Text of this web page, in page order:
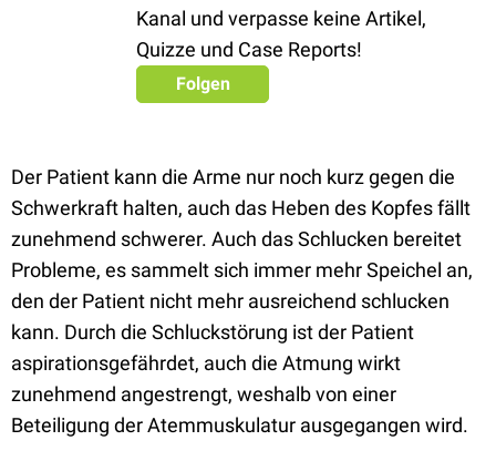
Kanal und verpasse keine Artikel,
Quizze und Case Reports!
Folgen
Der Patient kann die Arme nur noch kurz gegen die
Schwerkraft halten, auch das Heben des Kopfes fällt
zunehmend schwerer. Auch das Schlucken bereitet
Probleme, es sammelt sich immer mehr Speichel an,
den der Patient nicht mehr ausreichend schlucken
kann. Durch die Schluckstörung ist der Patient
aspirationsgefährdet, auch die Atmung wirkt
zunehmend angestrengt, weshalb von einer
Beteiligung der Atemmuskulatur ausgegangen wird.